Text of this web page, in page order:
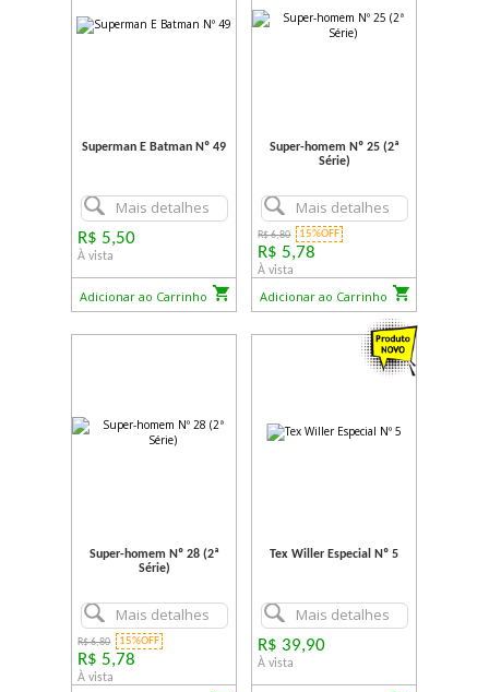
Superman E Batman Nº 49
Mais detalhes
R$ 5,50
À vista
Adicionar ao Carrinho
Super-homem Nº 25 (2ª
Série)
Mais detalhes
R$ 6,80 15%OFF
R$ 5,78
À vista
Adicionar ao Carrinho
Super-homem Nº 28 (2ª
Série)
Mais detalhes
R$ 6,80 15%OFF
R$ 5,78
À vista
Tex Willer Especial Nº 5
Mais detalhes
R$ 39,90
À vista